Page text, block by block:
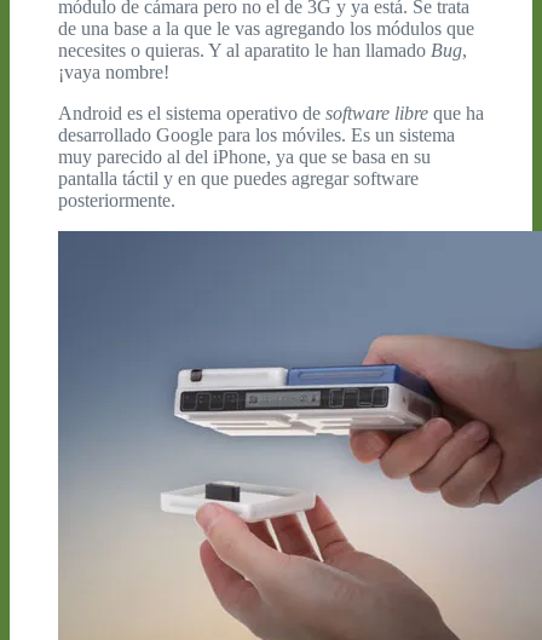
módulo de cámara pero no el de 3G y ya está. Se trata
de una base a la que le vas agregando los módulos que
necesites o quieras. Y al aparatito le han llamado Bug,
¡vaya nombre!
Android es el sistema operativo de software libre que ha
desarrollado Google para los móviles. Es un sistema
muy parecido al del iPhone, ya que se basa en su
pantalla táctil y en que puedes agregar software
posteriormente.